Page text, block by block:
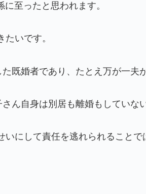
至ったと思われます。
いです。
既婚者であり、たとえ万が一夫
ん自身は別居も離婚もしていな
にして責任を逃れられることで